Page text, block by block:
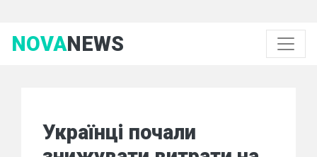
NOVANEWS
Українці почали